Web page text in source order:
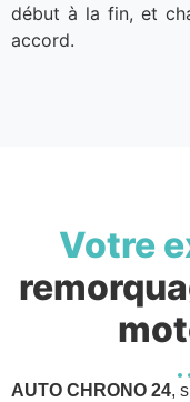
début à la fin, et
accord.
Votre
AUTO CHRONO 24,